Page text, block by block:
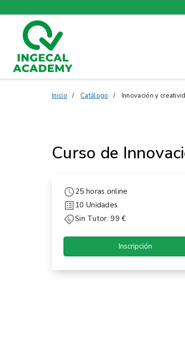
Inicio Catálogo Innovación y
Curso de
25 horas online
10 Unidades
Sin Tutor: 99 €
Inscripción